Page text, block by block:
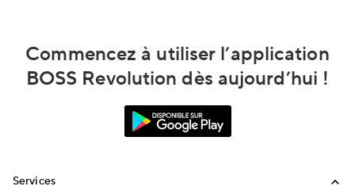
Commencez à utiliser l’application
BOSS Revolution dès aujourd’hui !
Services